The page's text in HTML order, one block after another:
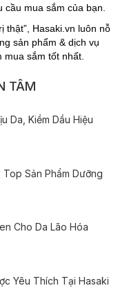
mua sắm của bạn.
thật”, Hasaki.vn luôn nỗ
sản phẩm & dịch vụ
sắm tốt nhất.
TÂM
Da, Kiềm Dầu Hiệu
Sản Phẩm Dưỡng
Cho Da Lão Hóa
Yêu Thích Tại Hasaki